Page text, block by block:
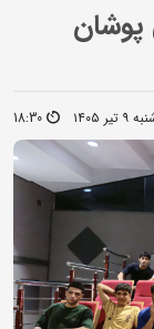
۱۴۰۵ 18:30